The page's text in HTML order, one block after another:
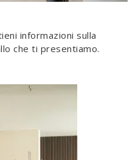
informazioni sulla
che ti presentiamo.